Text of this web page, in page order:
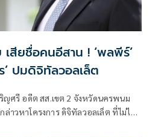
เสียชื่อคนอีสาน ! ‘พลพีร์’
ปมดิจิทัลวอลเล็ต
ญศรี อดีต สส.เขต 2 จังหวัดนครพนม
าวหาโครงการ ดิจิทัลวอลเล็ต ที่ไม่ได้